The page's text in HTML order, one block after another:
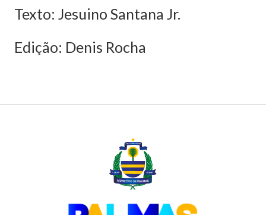
Texto: Jesuino Santana Jr.
Edição: Denis Rocha